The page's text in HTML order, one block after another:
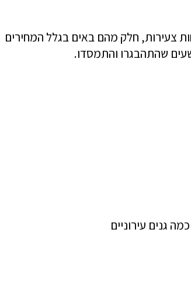
חצי בני 25-34. לצדם משפחות צעירות, חלק מהם באים בגלל המחירים
שהתהבגרו והתמסדו.
גנים עירוניים